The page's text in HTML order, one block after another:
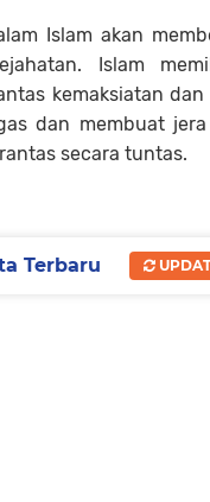
Islam akan
Islam
kemaksiatan
dan membuat
secara tuntas.
Persoalan
Zionis Israel
Terbaru